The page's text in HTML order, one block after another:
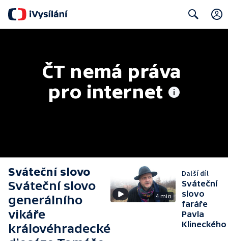
ČT nemá práva
pro internet
Sváteční slovo
Sváteční slovo
generálního
vikáře
královéhradecké
4 min
Další díl
Sváteční
slovo
faráře
Pavla
Klineckého